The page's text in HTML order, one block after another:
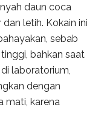
daun coca
letih. Kokain ini
sebab
bahkan saat
laboratorium,
dengan
mati, karena